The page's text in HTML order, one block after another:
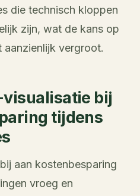
die technisch kloppen
zijn, wat de kans op
aanzienlijk vergroot.
visualisatie bij
tijdens
aan kostenbesparing
vroeg en